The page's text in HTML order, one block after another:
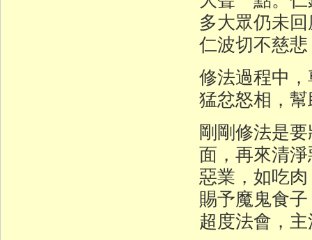
多大眾仍未
仁波切不慈
修法過程中
猛忿怒相，
剛剛修法是
面，再來清
惡業，如吃
賜予魔鬼食
超度法會，